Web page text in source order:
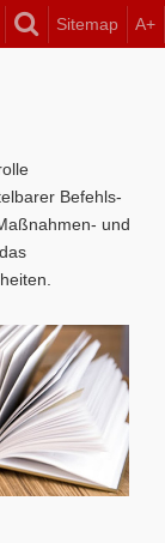
Sitemap A+
Befehls-
und